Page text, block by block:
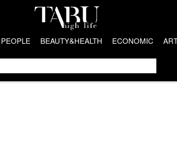
PEOPLE BEAUTY&HEALTH ECONOMIC